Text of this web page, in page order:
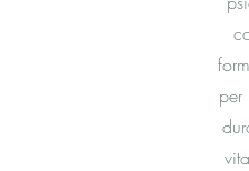
per